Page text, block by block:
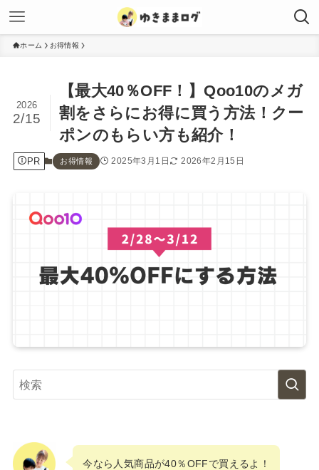
ホーム お得情報
【最大40％OFF！】Qoo10のメガ
割をさらにお得に買う方法！クー
ポンのもらい方も紹介！
2026
2/15
PR お得情報 2025年3月1日 2026年2月15日
今なら人気商品が40％OFFで買えるよ！